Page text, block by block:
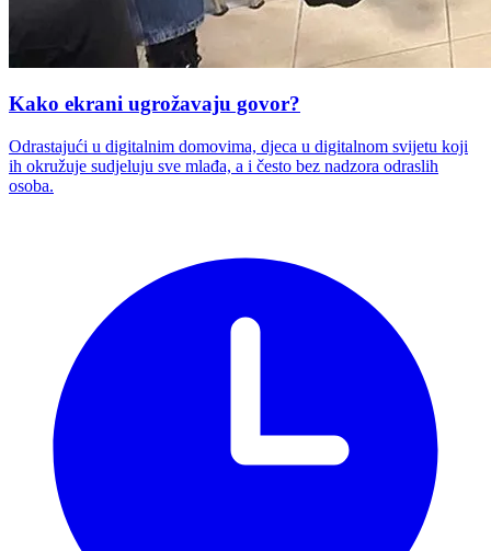
Kako ekrani ugrožavaju govor?
Odrastajući u digitalnim domovima, djeca u digitalnom svijetu koji
ih okružuje sudjeluju sve mlađa, a i često bez nadzora odraslih
osoba.